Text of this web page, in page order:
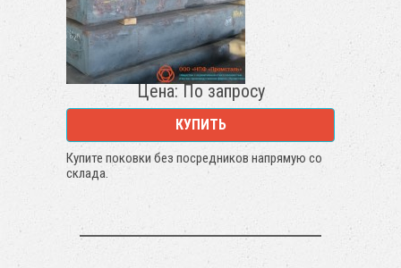
Цена: По запросу
КУПИТЬ
Купите поковки без посредников напрямую со
склада.